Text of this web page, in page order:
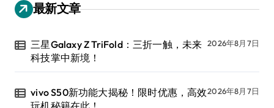
最新文章
三星Galaxy Z TriFold：三折一触，未来
科技掌中新境！
2026年8月7日
vivo S50新功能大揭秘！限时优惠，高效2026年8月7日